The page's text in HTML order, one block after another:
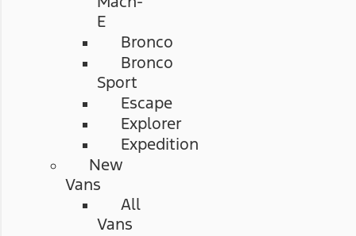
E
Bronco
Bronco
Sport
Escape
Explorer
Expedition
New
Vans
All
Vans